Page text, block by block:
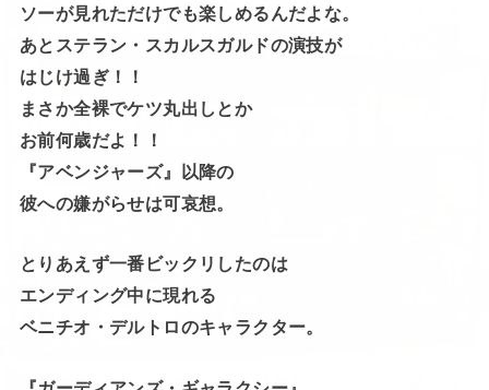
ソーが見れただけでも楽しめるんだよな。
あとステラン・スカルスガルドの演技が
はじけ過ぎ！！
まさか全裸でケツ丸出しとか
お前何歳だよ！！
『アベンジャーズ』以降の
彼への嫌がらせは可哀想。
とりあえず一番ビックリしたのは
エンディング中に現れる
ベニチオ・デルトロのキャラクター。